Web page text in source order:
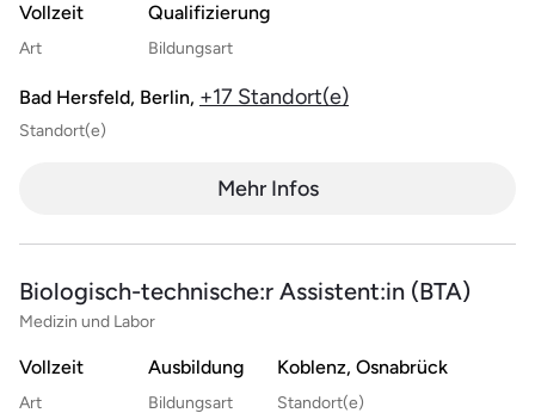
Vollzeit
Art
Qualifizierung
Bildungsart
Bad Hersfeld, Berlin, +17 Standort(e)
Standort(e)
Mehr Infos
Biologisch-technische:r Assistent:in (BTA)
Medizin und Labor
Vollzeit
Art
Ausbildung
Bildungsart
Koblenz, Osnabrück
Standort(e)